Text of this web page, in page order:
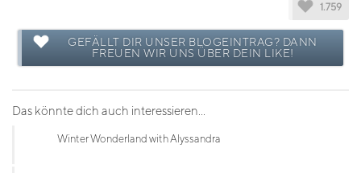
1.759
GEFÄLLT DIR UNSER BLOGEINTRAG? DANN
FREUEN WIR UNS ÜBER DEIN LIKE!
Das könnte dich auch interessieren...
Winter Wonderland with Alyssandra